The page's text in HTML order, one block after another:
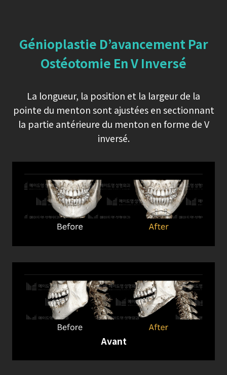
Génioplastie D’avancement Par
Ostéotomie En V Inversé
La longueur, la position et la largeur de la
pointe du menton sont ajustées en sectionnant
la partie antérieure du menton en forme de V
inversé.
Avant